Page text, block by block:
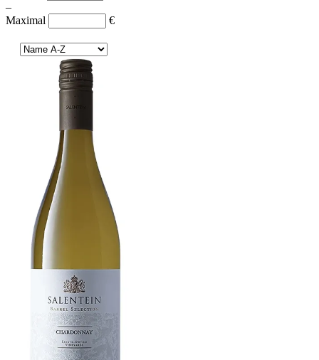
–
Maximal
€